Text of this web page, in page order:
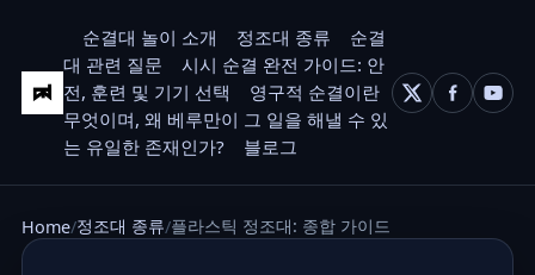
순결대 놀이 소개 정조대 종류
순결
대 관련 질문
시시 순결 완전 가이드: 안
전, 훈련 및 기기 선택
영구적 순결이란
무엇이며, 왜 베루만이 그 일을 해낼 수 있
는 유일한 존재인가?
블로그
Home 정조대 종류 플라스틱 정조대: 종합 가이드